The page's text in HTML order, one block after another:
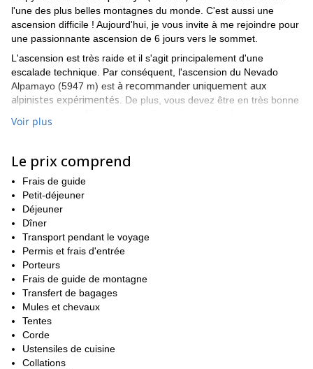
l'une des plus belles montagnes du monde. C'est aussi une
ascension difficile ! Aujourd'hui, je vous invite à me rejoindre pour
une passionnante ascension de 6 jours vers le sommet.
L'ascension est très raide et il s'agit principalement d'une
escalade technique. Par conséquent, l'ascension du Nevado
Alpamayo (5947 m) est à recommander uniquement aux
alpinistes expérimentés . De plus, vous devez être en très bonne
indispensable.
passant par Huaraz, Caraz, Cashapampa et Alpamayo
surtout, nous pourrons profiter d'une vue imprenable sur certains
sommets de la Cordillère des Andes !
Le long de notre chemin, nous profiterons également de la vue
surdeux belles lagunes : Chinacocha et Orconcocha
nous marcherons à travers la glace et la neige sur un glacier,
avec quelques passages raides. Ensuite, nous atteindrons la
partie technique de l'ascension, jusqu'à ce que nous atteignions
l'incroyable sommet de l'Alpamayo !
Le dernier jour, nous ferons une nouvelle randonnée à travers la
vallée de Santa Cruz jusqu'à Cashapampa. Ensuite, un véhicule
nous ramènera à Huaraz.
Vous pouvez consulter l'itinéraire jour par jour en dessous de ce
texte.
Voir plus
Le prix comprend
Frais de guide
Petit-déjeuner
Déjeuner
Dîner
Transport pendant le voyage
Permis et frais d'entrée
Porteurs
Frais de guide de montagne
Transfert de bagages
Mules et chevaux
Tentes
Corde
Ustensiles de cuisine
Collations